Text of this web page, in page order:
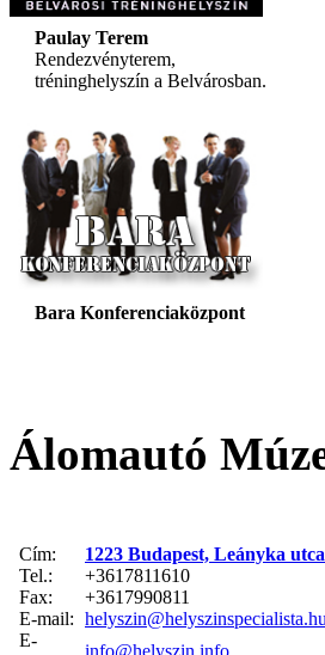
Paulay Terem
Rendezvényterem,
tréninghelyszín a Belvárosban.
Bara Konferenciaközpont
Álomautó
Cím:
1223 Budapest, Leányka
Tel.:
+3617811610
Fax:
+3617990811
E-mail: helyszin@helyszinspecialista.hu
E-
info@helyszin.info